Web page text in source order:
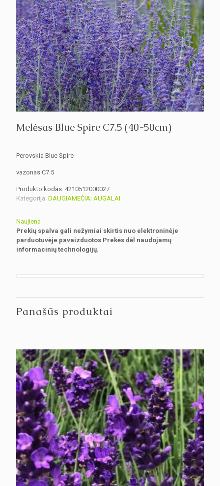
Melėsas Blue Spire C7.5 (40-50cm)
Perovskia Blue Spire
vazonas C7.5
Produkto kodas: 4210512000027
Kategorija: DAUGIAMEČIAI AUGALAI
Naujiena
Prekių spalva gali nežymiai skirtis nuo elektroninėje
parduotuvėje pavaizduotos Prekės dėl naudojamų
informacinių technologijų.
Panašūs produktai